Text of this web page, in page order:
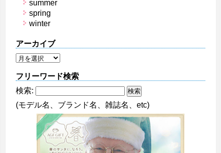
summer
spring
winter
アーカイブ
フリーワード検索
検索:
(モデル名、ブランド名、雑誌名、etc)